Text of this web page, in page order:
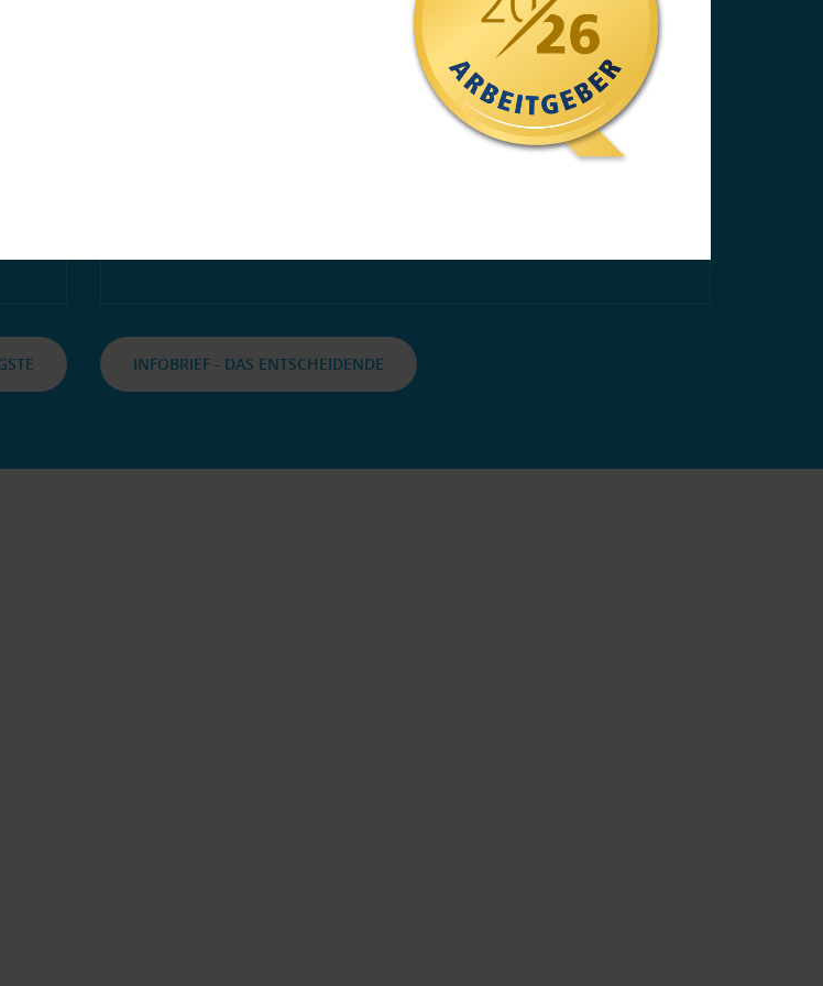
zusammenhängenden Wochen
genehmigt würden.
INFOBRIEF - DAS ENTSCHEIDENDE